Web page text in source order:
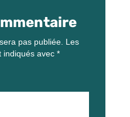
pas publiée. Les
indiqués avec *